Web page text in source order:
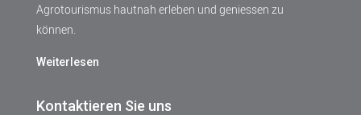
Agrotourismus hautnah erleben und geniessen zu
können.
Weiterlesen
Kontaktieren Sie uns